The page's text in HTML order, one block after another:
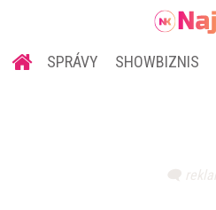
SPRÁVY SHOWBIZNIS